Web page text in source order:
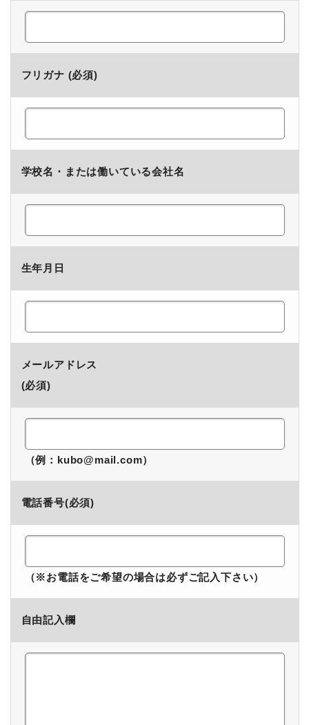
フリガナ (必須)
学校名・または働いている会社名
生年月日
メールアドレス
(必須)
（例：kubo@mail.com）
電話番号(必須)
（※お電話をご希望の場合は必ずご記入下さい）
自由記入欄